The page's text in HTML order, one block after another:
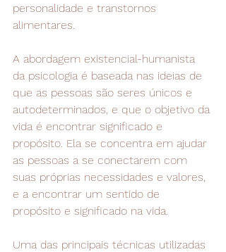
personalidade e transtornos
alimentares.
A abordagem existencial-humanista
da psicologia é baseada nas ideias de
que as pessoas são seres únicos e
autodeterminados, e que o objetivo da
vida é encontrar significado e
propósito. Ela se concentra em ajudar
as pessoas a se conectarem com
suas próprias necessidades e valores,
e a encontrar um sentido de
propósito e significado na vida.
Uma das principais técnicas utilizadas